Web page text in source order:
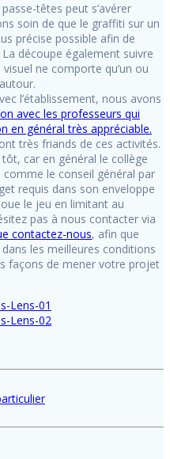
têtes peut s’avérer
soin de que le graffiti sur un
précise possible afin de
découpe également suivre
ne comporte qu’un ou
l’établissement, nous avons
avec les professeurs qui
en général très appréciable.
très friands de ces activités.
car en général le collège
le conseil général par
requis dans son enveloppe
le jeu en limitant au
pas à nous contacter via
contactez-nous, afin que
les meilleures conditions
façons de mener votre projet